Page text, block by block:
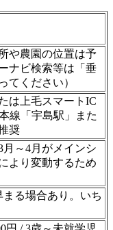
や農園の位置は予
ナビ検索等は「垂
てください）
は上毛スマートIC
線「宇島駅」また
奨
～4月がメインシ
より変動するため
る場合あり。いち